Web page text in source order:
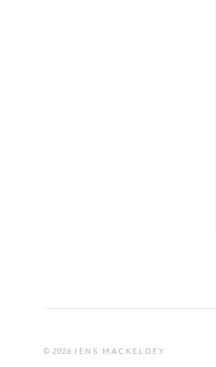
© 2026 JENS MACKELDEY